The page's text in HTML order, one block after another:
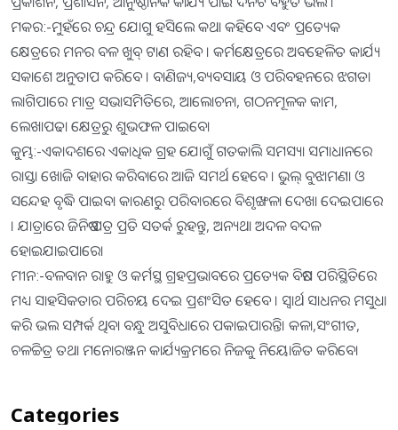
ମକର:-ମୁହଁରେ ଚନ୍ଦ୍ର ଯୋଗୁ ହସିଲେ କଥା କହିବେ ଏବଂ ପ୍ରତ୍ୟେକ
କ୍ଷେତ୍ରରେ ମନର ବଳ ଖୁବ୍‌ ଟାଣ ରହିବ । କର୍ମକ୍ଷେତ୍ରରେ ଅବହେଳିତ କାର୍ଯ୍ୟ
ସକାଶେ ଅନୁତାପ କରିବେ । ବାଣିଜ୍ୟ,ବ୍ୟବସାୟ ଓ ପରିବହନରେ ଝଗଡା
ଲାଗିପାରେ ମାତ୍ର ସଭାସମିତିରେ, ଆଲୋଚନା, ଗଠନମୂଳକ କାମ,
ଲେଖାପଢା କ୍ଷେତ୍ରରୁ ଶୁଭଫଳ ପାଇବେ।
କୁମ୍ଭ:-ଏକାଦଶରେ ଏକାଧିକ ଗ୍ରହ ଯୋଗୁଁ ଗତକାଲି ସମସ୍ୟା ସମାଧାନରେ
ରାସ୍ତା ଖୋଜି ବାହାର କରିବାରେ ଆଜି ସମର୍ଥ ହେବେ । ଭୁଲ୍‌ ବୁଝାମଣା ଓ
ସନ୍ଦେହ ବୃଦ୍ଧି ପାଇବା କାରଣରୁ ପରିବାରରେ ବିଶୃଙ୍ଖଳା ଦେଖା ଦେଇପାରେ
। ଯାତ୍ରାରେ ଜିନିଷ ପତ୍ର ପ୍ରତି ସତର୍କ ରୁହନ୍ତୁ, ଅନ୍ୟଥା ଅଦଳ ବଦଳ
ହୋଇଯାଇପାରେ।
ମୀନ:-ବଳବାନ ରାହୁ ଓ କର୍ମସ୍ଥ ଗ୍ରହପ୍ରଭାବରେ ପ୍ରତ୍ୟେକ ବିଷମ ପରିସ୍ଥିତିରେ
ମଧ୍ୟ ସାହସିକତାର ପରିଚୟ ଦେଇ ପ୍ରଶଂସିତ ହେବେ । ସ୍ବାର୍ଥ ସାଧନର ମସୁଧା
କରି ଭଲ ସମ୍ପର୍କ ଥିବା ବନ୍ଧୁ ଅସୁବିଧାରେ ପକାଇପାରନ୍ତି। କଳା,ସଂଗୀତ,
ଚଳଚ୍ଚିତ୍ର ତଥା ମନୋରଞ୍ଜନ କାର୍ଯ୍ୟକ୍ରମରେ ନିଜକୁ ନିୟୋଜିତ କରିବେ।
Categories